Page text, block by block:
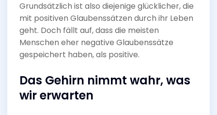
Grundsätzlich ist also diejenige glücklicher, die
mit positiven Glaubenssätzen durch ihr Leben
geht. Doch fällt auf, dass die meisten
Menschen eher negative Glaubenssätze
gespeichert haben, als positive.
Das Gehirn nimmt wahr, was
wir erwarten